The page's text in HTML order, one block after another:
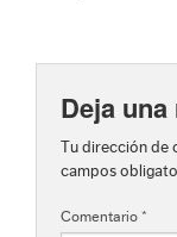
Deja
Tu dirección de
campos
Comentario *